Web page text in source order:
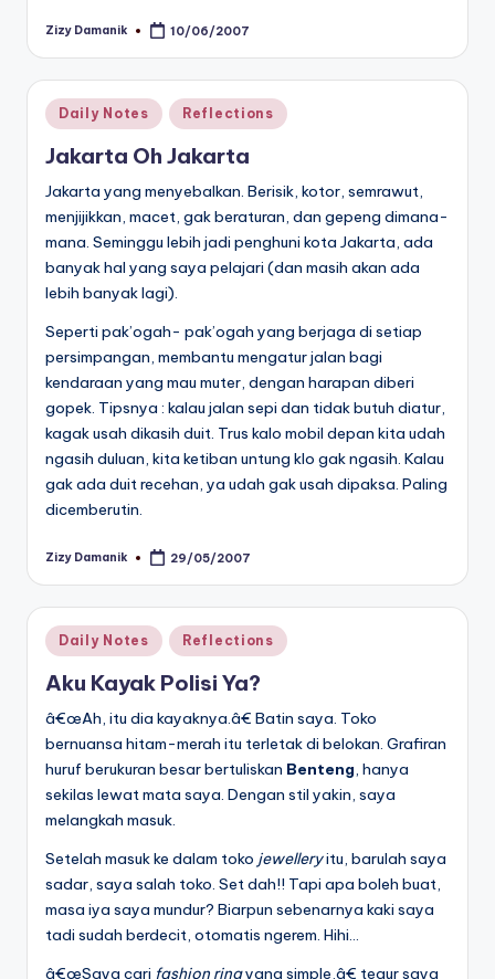
Posted
Zizy Damanik 10/06/2007
Posted
in
Daily Notes Reflections
Jakarta Oh Jakarta
Jakarta yang menyebalkan. Berisik, kotor, semrawut,
menjijikkan, macet, gak beraturan, dan gepeng dimana-
mana. Seminggu lebih jadi penghuni kota Jakarta, ada
banyak hal yang saya pelajari (dan masih akan ada
lebih banyak lagi).
Seperti pak’ogah- pak’ogah yang berjaga di setiap
persimpangan, membantu mengatur jalan bagi
kendaraan yang mau muter, dengan harapan diberi
gopek. Tipsnya : kalau jalan sepi dan tidak butuh diatur,
kagak usah dikasih duit. Trus kalo mobil depan kita udah
ngasih duluan, kita ketiban untung klo gak ngasih. Kalau
gak ada duit recehan, ya udah gak usah dipaksa. Paling
dicemberutin.
Posted
Zizy Damanik 29/05/2007
Posted
in
Daily Notes Reflections
Aku Kayak Polisi Ya?
â€œAh, itu dia kayaknya.â€ Batin saya. Toko
bernuansa hitam-merah itu terletak di belokan. Grafiran
huruf berukuran besar bertuliskan Benteng , hanya
sekilas lewat mata saya. Dengan stil yakin, saya
melangkah masuk.
Setelah masuk ke dalam toko jewelleryitu, barulah saya
sadar, saya salah toko. Set dah!! Tapi apa boleh buat,
masa iya saya mundur? Biarpun sebenarnya kaki saya
tadi sudah berdecit, otomatis ngerem. Hihi…
â€œSaya cari fashion ringyang simple,â€ tegur saya